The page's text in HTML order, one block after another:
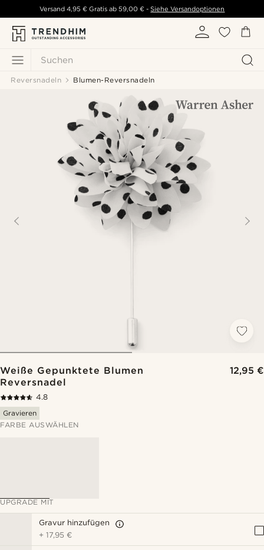
Suchen
Versand 4,95 € Gratis ab 59,00 € - Siehe Versandoptionen
Reversnadeln Blumen-Reversnadeln
Weiße Gepunktete Blumen
Reversnadel
12,95 €
4.8
Gravieren
FARBE AUSWÄHLEN
UPGRADE MIT
Gravur hinzufügen
+17,95 €